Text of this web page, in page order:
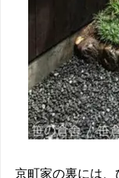
京町家の裏には、